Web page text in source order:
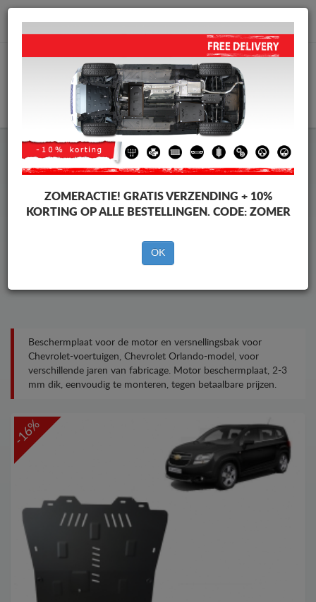
info@motorbeschermplaat.com
WINKELWAGEN
Beschermplaat Onder Auto
Chevrolet Orlando
Beschermplaat voor de motor en versnellingsbak voor
Chevrolet-voertuigen, Chevrolet Orlando-model, voor
verschillende jaren van fabricage. Motor beschermplaat, 2-3
mm dik, eenvoudig te monteren, tegen betaalbare prijzen.
-16%
ZOMERACTIE! GRATIS VERZENDING + 10%
KORTING OP ALLE BESTELLINGEN. CODE: ZOMER
OK